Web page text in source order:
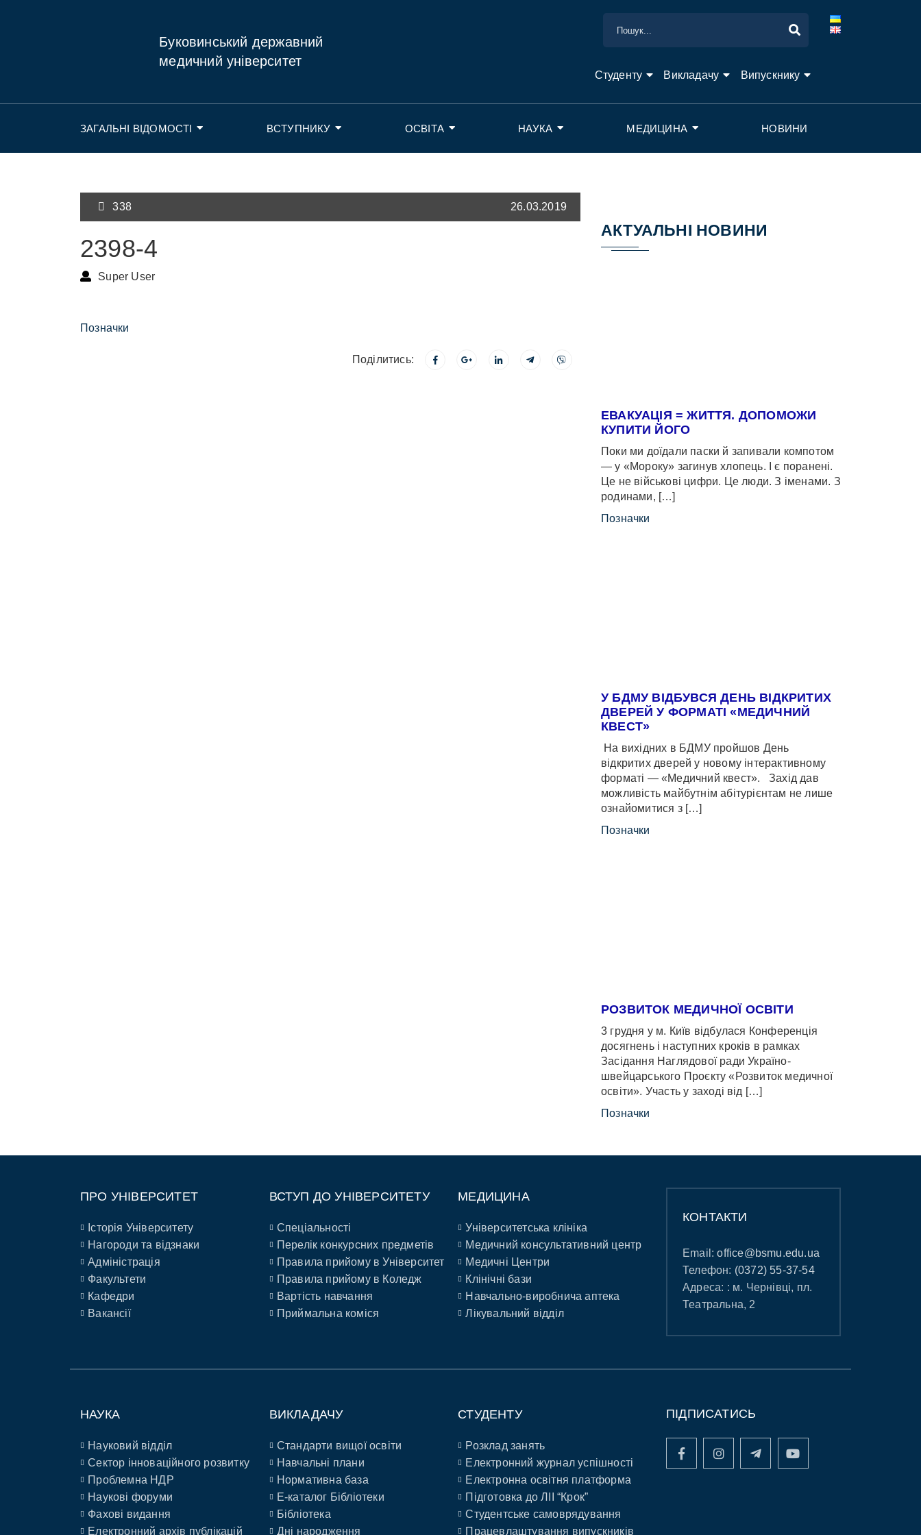
Буковинський державний
медичний університет
Студенту Викладачу Випускнику
ЗАГАЛЬНІ ВІДОМОСТІ ВСТУПНИКУ ОСВІТА НАУКА МЕДИЦИНА НОВИНИ
338 26.03.2019
2398-4
Super User
Позначки
Поділитись:
АКТУАЛЬНІ НОВИНИ
ЕВАКУАЦІЯ = ЖИТТЯ. ДОПОМОЖИ
КУПИТИ ЙОГО
Поки ми доїдали паски й запивали компотом
— у «Мороку» загинув хлопець. І є поранені.
Це не військові цифри. Це люди. З іменами. З
родинами, […]
Позначки
У БДМУ ВІДБУВСЯ ДЕНЬ ВІДКРИТИХ
ДВЕРЕЙ У ФОРМАТІ «МЕДИЧНИЙ
КВЕСТ»
На вихідних в БДМУ пройшов День
відкритих дверей у новому інтерактивному
форматі — «Медичний квест». Захід дав
можливість майбутнім абітурієнтам не лише
ознайомитися з […]
Позначки
РОЗВИТОК МЕДИЧНОЇ ОСВІТИ
3 грудня у м. Київ відбулася Конференція
досягнень і наступних кроків в рамках
Засідання Наглядової ради Україно-
швейцарського Проєкту «Розвиток медичної
освіти». Участь у заході від […]
Позначки
ПРО УНІВЕРСИТЕТ
Історія Університету
Нагороди та відзнаки
Адміністрація
Факультети
Кафедри
Вакансії
ВСТУП ДО УНІВЕРСИТЕТУ
Спеціальності
Перелік конкурсних предметів
Правила прийому в Університет
Правила прийому в Коледж
Вартість навчання
Приймальна коміся
МЕДИЦИНА
Університетська клініка
Медичний консультативний центр
Медичні Центри
Клінічні бази
Навчально-виробнича аптека
Лікувальний відділ
КОНТАКТИ
Email:office@bsmu.edu.ua
Телефон: (0372) 55-37-54
Адреса: : м. Чернівці, пл.
Театральна, 2
НАУКА
Науковий відділ
Сектор інноваційного розвитку
Проблемна НДР
Наукові форуми
Фахові видання
Електронний архів публікацій
ВИКЛАДАЧУ
Стандарти вищої освіти
Навчальні плани
Нормативна база
E-каталог Бібліотеки
Бібліотека
Дні народження
СТУДЕНТУ
Розклад занять
Електронний журнал успішності
Електронна освітня платформа
Підготовка до ЛІІ “Крок”
Студентське самоврядування
Працевлаштування випускників
ПІДПИСАТИСЬ